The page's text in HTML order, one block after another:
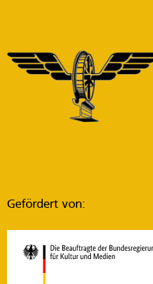
Gefördert von: